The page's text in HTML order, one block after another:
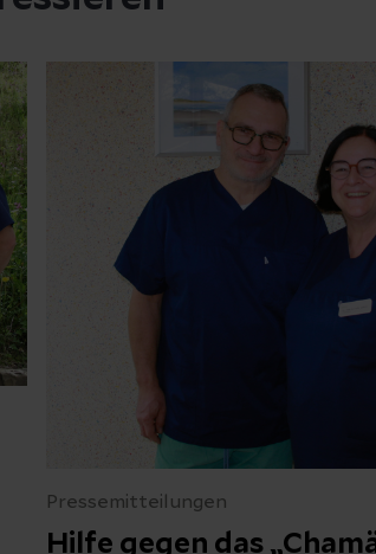
Pressemitteilungen
Hilfe gegen das